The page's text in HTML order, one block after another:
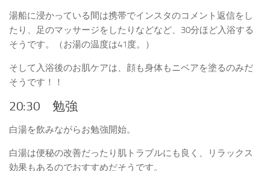
湯船に浸かっている間は携帯でインスタのコメント返信をし
たり、足のマッサージをしたりなどなど、30分ほど入浴する
そうです。（お湯の温度は41度。）
そして入浴後のお肌ケアは、顔も身体もニベアを塗るのみだ
そうです！！
20:30 勉強
白湯を飲みながらお勉強開始。
白湯は便秘の改善だったり肌トラブルにも良く、リラックス
効果もあるのでおすすめだそうです。